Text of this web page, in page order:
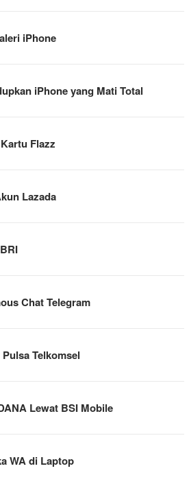
iPhone
iPhone yang Mati Total
Flazz
Lazada
Chat Telegram
Telkomsel
Lewat BSI Mobile
WA di Laptop